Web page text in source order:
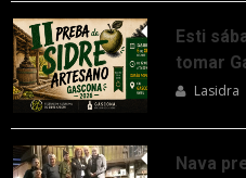
Esti
tomar
Lasidra
Nava